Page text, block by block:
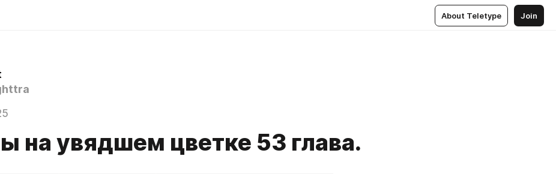
About Teletype Join
на увядшем цветке 53 глава.